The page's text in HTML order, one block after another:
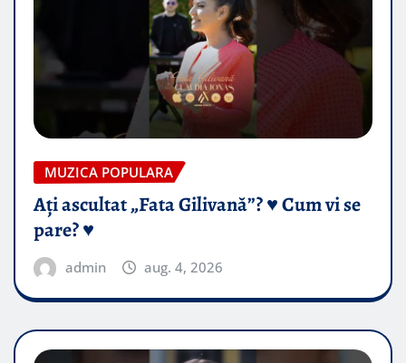
MUZICA POPULARA
Ați ascultat „Fata Gilivană”? ♥️ Cum vi se
pare? ♥️
admin aug. 4, 2026